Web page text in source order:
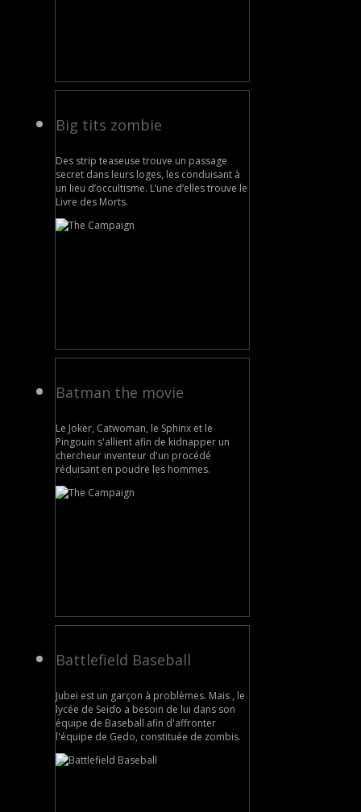
Big tits zombie
Des strip teaseuse trouve un passage
secret dans leurs loges, les conduisant à
un lieu d’occultisme. L’une d’elles trouve le
Livre des Morts.
Batman the movie
Le Joker, Catwoman, le Sphinx et le
Pingouin s'allient afin de kidnapper un
chercheur inventeur d'un procédé
réduisant en poudre les hommes.
Battlefield Baseball
Jubei est un garçon à problèmes. Mais , le
lycée de Seido a besoin de lui dans son
équipe de Baseball afin d'affronter
l'équipe de Gedo, constituée de zombis.